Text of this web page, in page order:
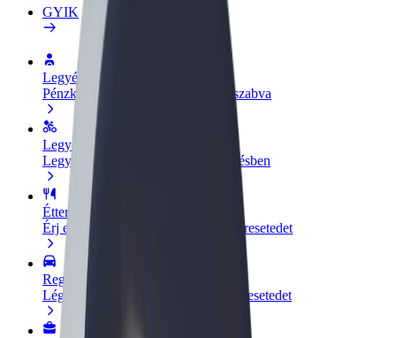
GYIK
Legyél sofőr
Pénzkereseti lehetőség igényeidre szabva
Legyél futár
Legyél futár és részesülj heti kifizetésben
Étterem vagy üzlet hozzáadása
Érj el több felhasználót és növeld keresetedet
Regisztrálj flottatulajdonosként
Légy Bolt flottapartner és növeld keresetedet